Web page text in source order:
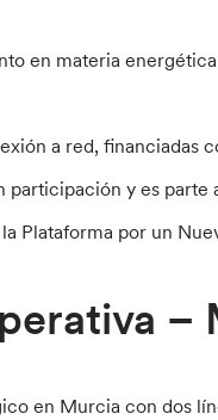
en materia
a red, financiadas
y es
Plataforma por un
–
en Murcia con dos